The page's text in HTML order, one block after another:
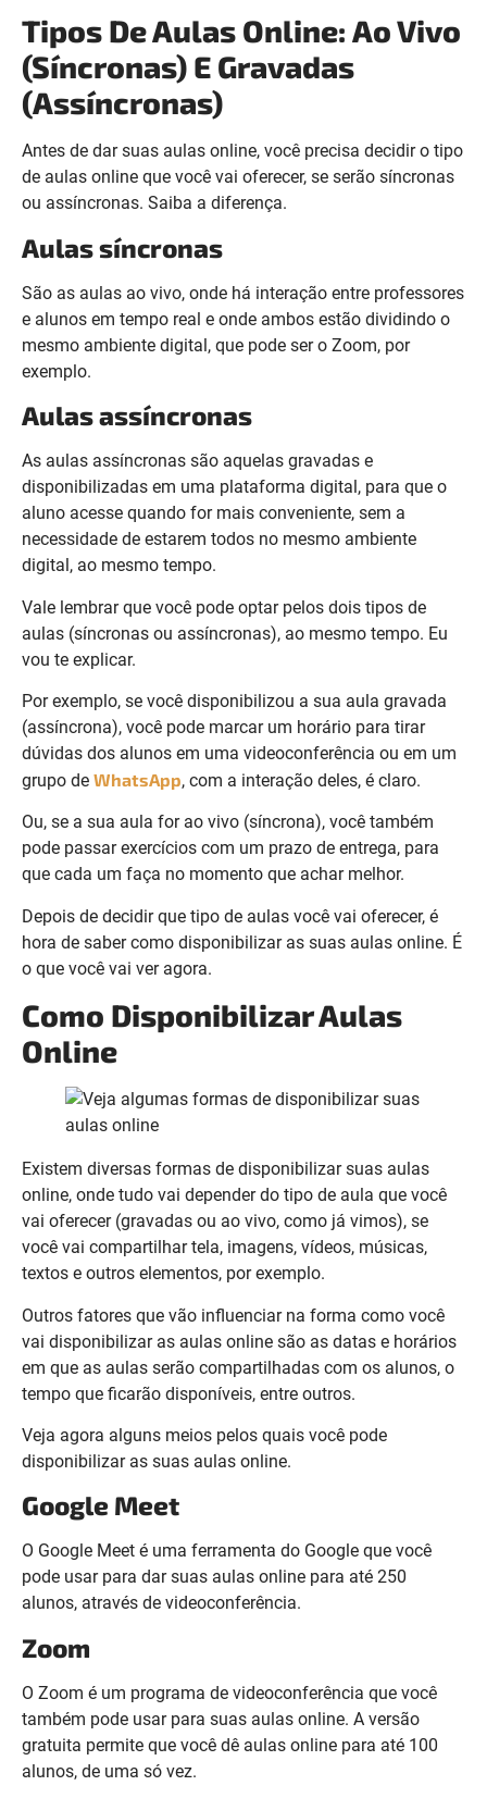
Tipos De Aulas Online: Ao Vivo
(Síncronas) E Gravadas
(Assíncronas)
Antes de dar suas aulas online, você precisa decidir o tipo
de aulas online que você vai oferecer, se serão síncronas
ou assíncronas. Saiba a diferença.
Aulas síncronas
São as aulas ao vivo, onde há interação entre professores
e alunos em tempo real e onde ambos estão dividindo o
mesmo ambiente digital, que pode ser o Zoom, por
exemplo.
Aulas assíncronas
As aulas assíncronas são aquelas gravadas e
disponibilizadas em uma plataforma digital, para que o
aluno acesse quando for mais conveniente, sem a
necessidade de estarem todos no mesmo ambiente
digital, ao mesmo tempo.
Vale lembrar que você pode optar pelos dois tipos de
aulas (síncronas ou assíncronas), ao mesmo tempo. Eu
vou te explicar.
Por exemplo, se você disponibilizou a sua aula gravada
(assíncrona), você pode marcar um horário para tirar
dúvidas dos alunos em uma videoconferência ou em um
grupo de WhatsApp, com a interação deles, é claro.
Ou, se a sua aula for ao vivo (síncrona), você também
pode passar exercícios com um prazo de entrega, para
que cada um faça no momento que achar melhor.
Depois de decidir que tipo de aulas você vai oferecer, é
hora de saber como disponibilizar as suas aulas online. É
o que você vai ver agora.
Como Disponibilizar Aulas
Online
Existem diversas formas de disponibilizar suas aulas
online, onde tudo vai depender do tipo de aula que você
vai oferecer (gravadas ou ao vivo, como já vimos), se
você vai compartilhar tela, imagens, vídeos, músicas,
textos e outros elementos, por exemplo.
Outros fatores que vão influenciar na forma como você
vai disponibilizar as aulas online são as datas e horários
em que as aulas serão compartilhadas com os alunos, o
tempo que ficarão disponíveis, entre outros.
Veja agora alguns meios pelos quais você pode
disponibilizar as suas aulas online.
Google Meet
O Google Meet é uma ferramenta do Google que você
pode usar para dar suas aulas online para até 250
alunos, através de videoconferência.
Zoom
O Zoom é um programa de videoconferência que você
também pode usar para suas aulas online. A versão
gratuita permite que você dê aulas online para até 100
alunos, de uma só vez.